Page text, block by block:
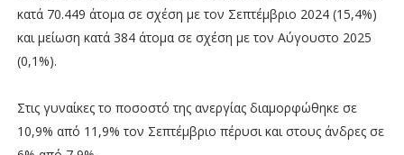
κατά 70.449 άτομα σε σχέση με τον Σεπτέμβριο 2024 (15,4%)
και μείωση κατά 384 άτομα σε σχέση με τον Αύγουστο 2025
(0,1%).
Στις γυναίκες το ποσοστό της ανεργίας διαμορφώθηκε σε
10,9% από 11,9% τον Σεπτέμβριο πέρυσι και στους άνδρες σε